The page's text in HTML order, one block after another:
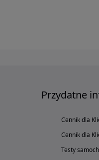
Przydatne
Cennik dla
Cennik dla
Testy